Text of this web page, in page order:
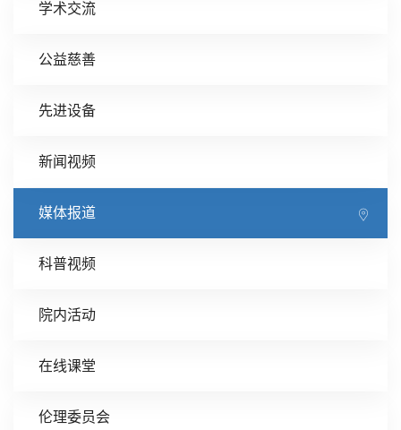
学术交流
公益慈善
先进设备
新闻视频
媒体报道
科普视频
院内活动
在线课堂
伦理委员会